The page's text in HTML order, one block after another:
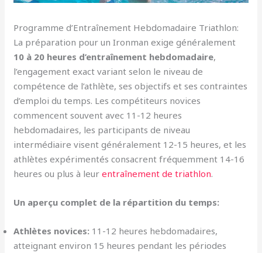
Programme d’Entraînement Hebdomadaire Triathlon:
La préparation pour un Ironman exige généralement
10 à 20 heures d’entraînement hebdomadaire,
l’engagement exact variant selon le niveau de
compétence de l’athlète, ses objectifs et ses contraintes
d’emploi du temps. Les compétiteurs novices
commencent souvent avec 11-12 heures
hebdomadaires, les participants de niveau
intermédiaire visent généralement 12-15 heures, et les
athlètes expérimentés consacrent fréquemment 14-16
heures ou plus à leurentraînement de triathlon.
Un aperçu complet de la répartition du temps:
Athlètes novices: 11-12 heures hebdomadaires,
atteignant environ 15 heures pendant les périodes